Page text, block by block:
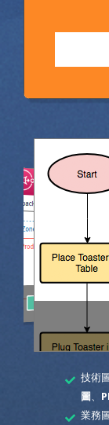
技術
圖、
業務